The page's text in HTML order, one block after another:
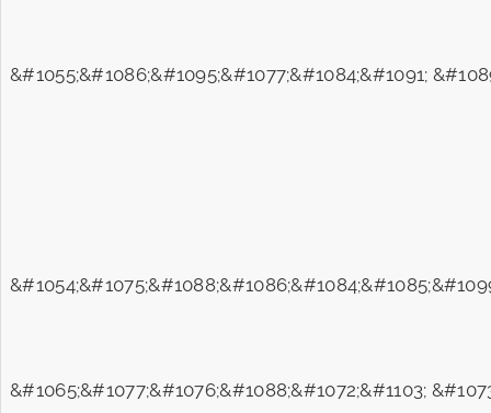
&#1055;&#1086;&#1095;&#1077;&#1084;&#1091;
&#1065;&#1077;&#1076;&#1088;&#1072;&#1103;